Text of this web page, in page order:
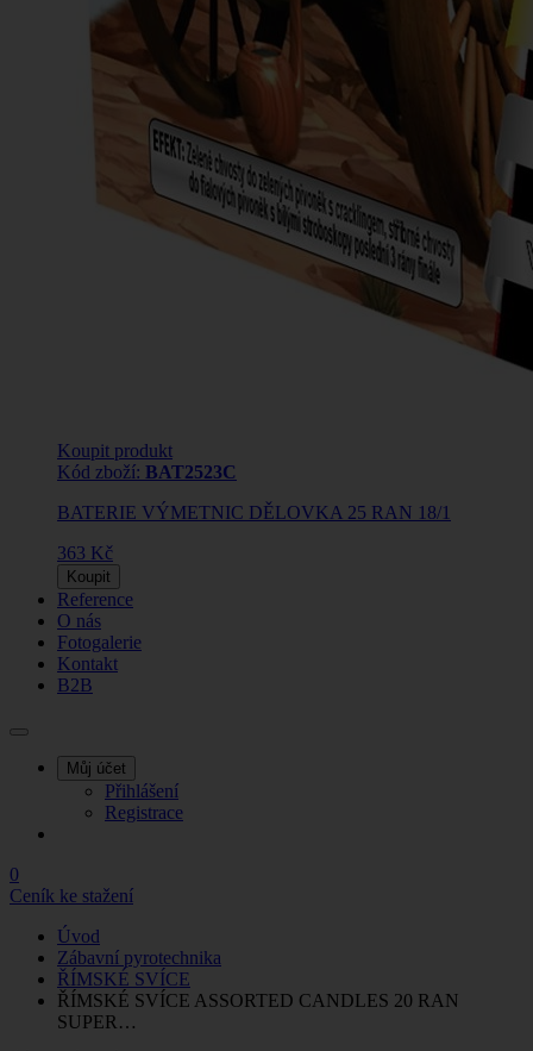
Koupit produkt
Kód zboží: BAT2523C
BATERIE VÝMETNIC DĚLOVKA 25 RAN 18/1
363 Kč
Koupit
Reference
O nás
Fotogalerie
Kontakt
B2B
Můj účet
Přihlášení
Registrace
0
Ceník ke stažení
Úvod
Zábavní pyrotechnika
ŘÍMSKÉ SVÍCE
ŘÍMSKÉ SVÍCE ASSORTED CANDLES 20 RAN
SUPER…